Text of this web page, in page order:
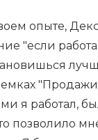
опыте,
"если
я работал,
позволило